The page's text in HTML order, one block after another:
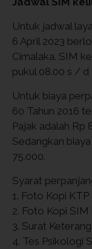
Untuk jadwal
6 April 2023
Cimalaka. SIM
pukul 08.00 s / d
Untuk biaya
60 Tahun 2016
Pajak adalah Rp
Sedangkan
75.000.
Syarat
1. Foto Kopi KTP
2. Foto Kopi SIM
3. Surat
4. Tes Psikologi